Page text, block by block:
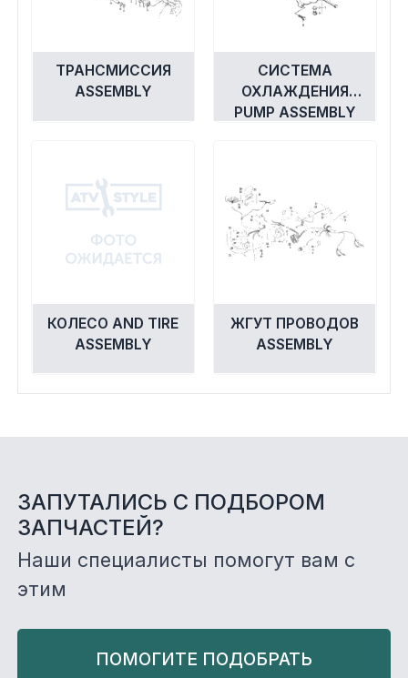
ТРАНСМИССИЯ
ASSEMBLY
СИСТЕМА
ОХЛАЖДЕНИЯ
PUMP ASSEMBLY
КОЛЕСО AND TIRE
ASSEMBLY
ЖГУТ ПРОВОДОВ
ASSEMBLY
ЗАПУТАЛИСЬ С ПОДБОРОМ
ЗАПЧАСТЕЙ?
Наши специалисты помогут вам с
этим
ПОМОГИТЕ ПОДОБРАТЬ